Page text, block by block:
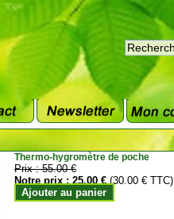
Thermo-hygromètre de poche
Prix :55.00 €
Notre prix :25.00 € (30.00 € TTC)
Ajouter au panier